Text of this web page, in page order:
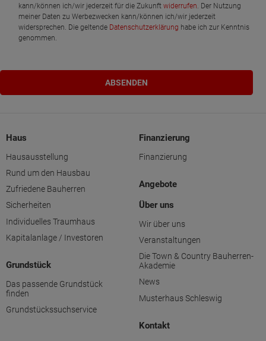
kann/können ich/wir jederzeit für die Zukunftwiderrufen . Der Nutzung
meiner Daten zu Werbezwecken kann/können ich/wir jederzeit
widersprechen. Die geltende Datenschutzerklärung habe ich zur Kenntnis
genommen.
Haus
Hausausstellung
Rund um den Hausbau
Zufriedene Bauherren
Sicherheiten
Individuelles Traumhaus
Kapitalanlage / Investoren
Grundstück
Das passende Grundstück
finden
Grundstückssuchservice
Finanzierung
Finanzierung
Angebote
Über uns
Wir über uns
Veranstaltungen
Die Town & Country Bauherren-
Akademie
News
Musterhaus Schleswig
Kontakt